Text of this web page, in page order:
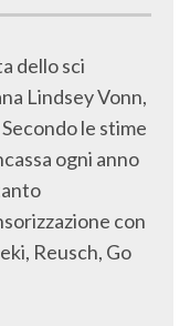
dello sci
Lindsey Vonn,
le stime
ogni anno
con
Reusch, Go